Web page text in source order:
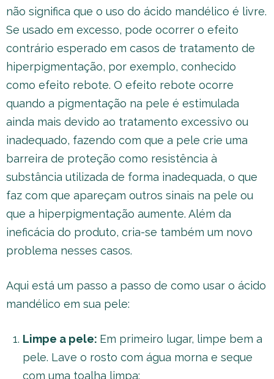
não significa que o uso do ácido mandélico é livre.
Se usado em excesso, pode ocorrer o efeito
contrário esperado em casos de tratamento de
hiperpigmentação, por exemplo, conhecido
como efeito rebote. O efeito rebote ocorre
quando a pigmentação na pele é estimulada
ainda mais devido ao tratamento excessivo ou
inadequado, fazendo com que a pele crie uma
barreira de proteção como resistência à
substância utilizada de forma inadequada, o que
faz com que apareçam outros sinais na pele ou
que a hiperpigmentação aumente. Além da
ineficácia do produto, cria-se também um novo
problema nesses casos.
Aqui está um passo a passo de como usar o ácido
mandélico em sua pele:
Limpe a pele: Em primeiro lugar, limpe bem a
pele. Lave o rosto com água morna e seque
com uma toalha limpa;